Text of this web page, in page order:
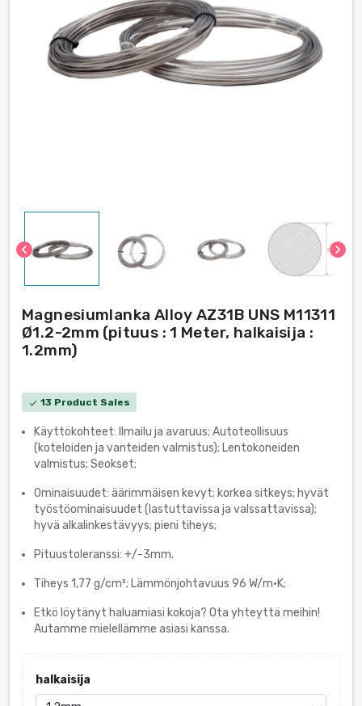
chevron_left chevron_right
Magnesiumlanka Alloy AZ31B UNS M11311
Ø1.2-2mm (pituus : 1 Meter, halkaisija :
1.2mm)
check 13 Product Sales
Käyttökohteet: Ilmailu ja avaruus; Autoteollisuus
(koteloiden ja vanteiden valmistus); Lentokoneiden
valmistus; Seokset;
Ominaisuudet: äärimmäisen kevyt; korkea sitkeys; hyvät
työstöominaisuudet (lastuttavissa ja valssattavissa);
hyvä alkalinkestävyys; pieni tiheys;
Pituustoleranssi: +/-3mm.
Tiheys 1,77 g/cm³; Lämmönjohtavuus 96 W/m·K;
Etkö löytänyt haluamiasi kokoja? Ota yhteyttä meihin!
Autamme mielellämme asiasi kanssa.
halkaisija